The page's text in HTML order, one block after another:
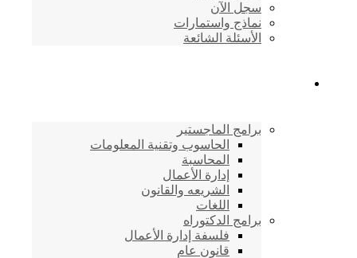
سجل الآن
نماذج واستمارات
الأسئلة الشائعة
برامج الماجستير
الحاسوب وتقنية المعلومات
المحاسبة
إدارة الأعمال
الشريعه والقانون
اللغات
برامج الدكتوراه
فلسفة إدارة الأعمال
قانون عام